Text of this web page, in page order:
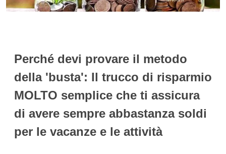
Perché devi provare il metodo
della 'busta': Il trucco di risparmio
MOLTO semplice che ti assicura
di avere sempre abbastanza soldi
per le vacanze e le attività